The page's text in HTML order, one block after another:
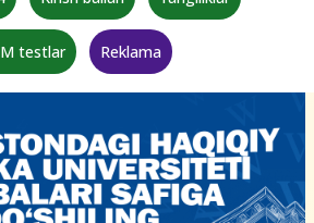
testlar Reklama